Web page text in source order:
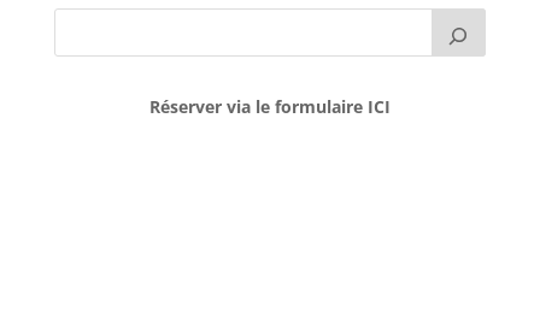
Réserver via le formulaire ICI